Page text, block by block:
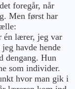
foregår, når
Men først har
én lærer, jeg var
havde hende
dengang. Hun
som individer.
hvor man gik i